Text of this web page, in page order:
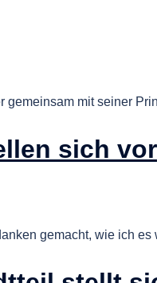
mit seiner
sich vor
gemacht, wie ich